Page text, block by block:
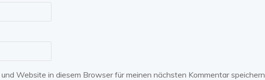
Website in diesem Browser für meinen nächsten Kommentar speichern.